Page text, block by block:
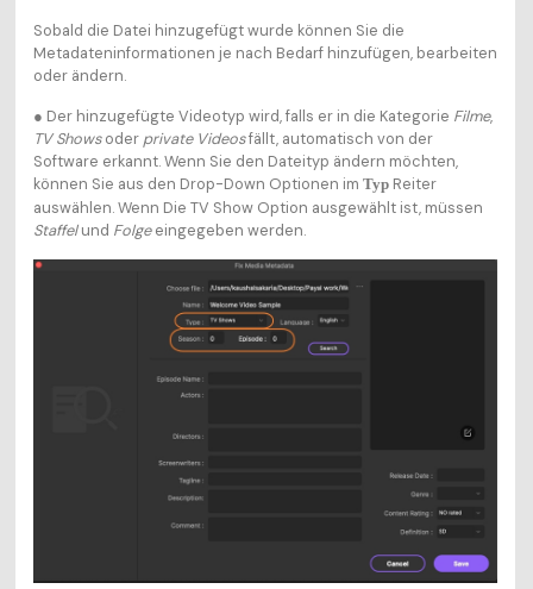
Sobald die Datei hinzugefügt wurde können Sie die
Metadateninformationen je nach Bedarf hinzufügen, bearbeiten
oder ändern.
● Der hinzugefügte Videotyp wird, falls er in die Kategorie Filme,
TV Showsoder private Videosfällt, automatisch von der
Software erkannt. Wenn Sie den Dateityp ändern möchten,
können Sie aus den Drop-Down Optionen im TypReiter
auswählen. Wenn Die TV Show Option ausgewählt ist, müssen
Staffelund Folgeeingegeben werden.